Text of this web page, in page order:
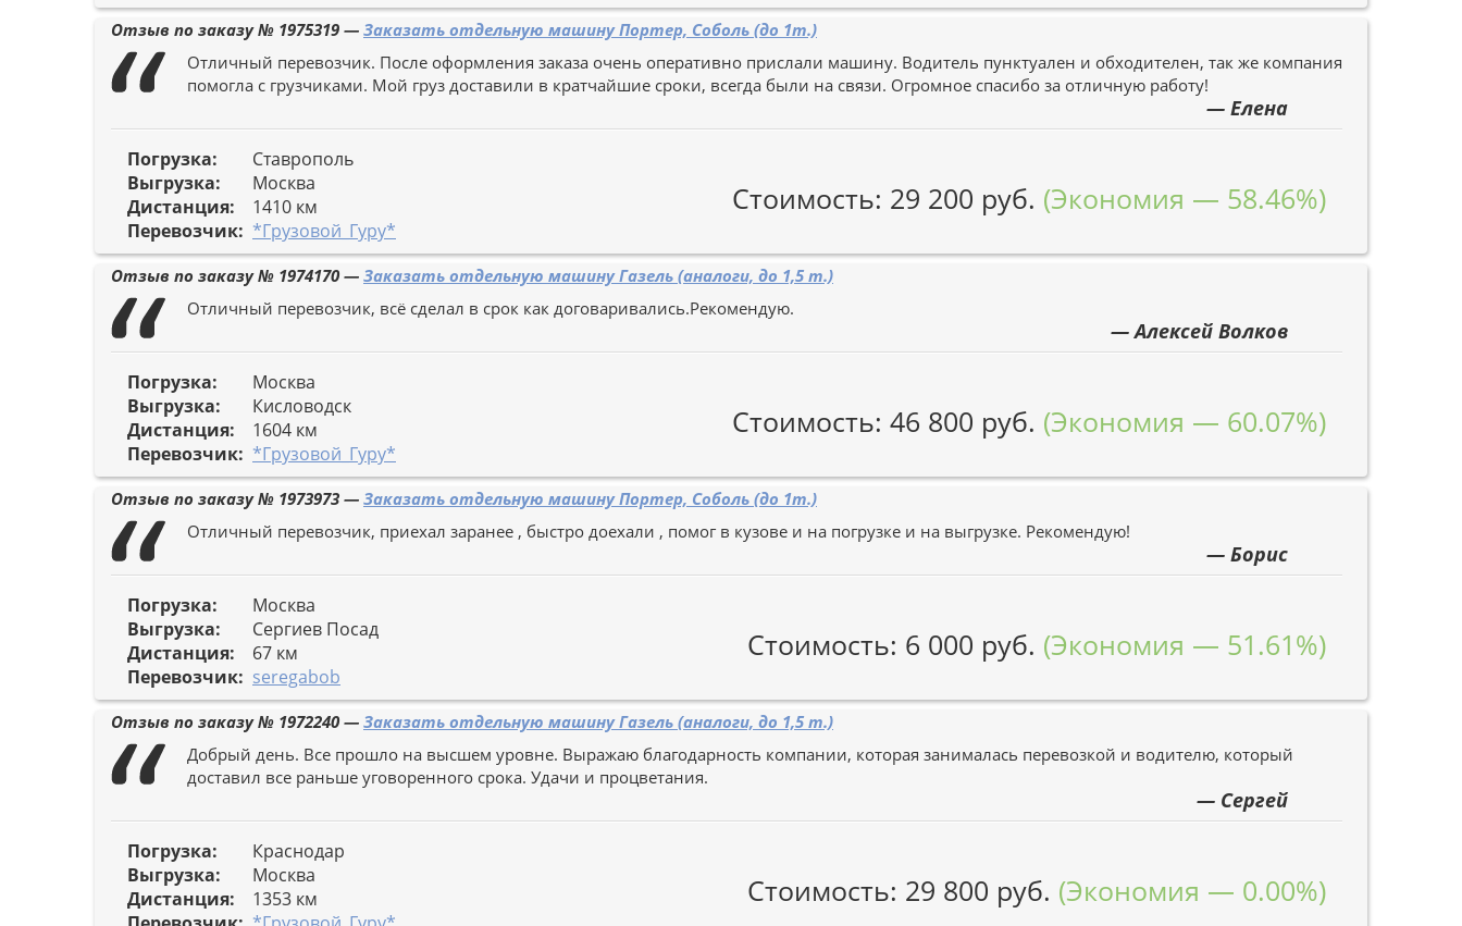
Отзыв по заказу № 1975319 — Заказать отдельную машину Портер, Соболь (до 1т.)
Отличный перевозчик. После оформления заказа очень оперативно прислали машину. Водитель пунктуален и обходителен, так же компания
помогла с грузчиками. Мой груз доставили в кратчайшие сроки, всегда были на связи. Огромное спасибо за отличную работу!
— Елена
Погрузка:
Ставрополь
Выгрузка:
Москва
Дистанция:
1410 км
Перевозчик: *Грузовой_Гуру*
Стоимость: 29 200 руб. (Экономия — 58.46%)
Отзыв по заказу № 1974170 — Заказать отдельную машину Газель (аналоги, до 1,5 т.)
Отличный перевозчик, всё сделал в срок как договаривались.Рекомендую.
— Алексей Волков
Погрузка:
Москва
Выгрузка:
Кисловодск
Дистанция:
1604 км
Перевозчик: *Грузовой_Гуру*
Стоимость: 46 800 руб. (Экономия — 60.07%)
Отзыв по заказу № 1973973 — Заказать отдельную машину Портер, Соболь (до 1т.)
Отличный перевозчик, приехал заранее , быстро доехали , помог в кузове и на погрузке и на выгрузке. Рекомендую!
— Борис
Погрузка:
Москва
Выгрузка:
Сергиев Посад
Дистанция:
67 км
Перевозчик: seregabob
Стоимость: 6 000 руб. (Экономия — 51.61%)
Отзыв по заказу № 1972240 — Заказать отдельную машину Газель (аналоги, до 1,5 т.)
Добрый день. Все прошло на высшем уровне. Выражаю благодарность компании, которая занималась перевозкой и водителю, который
доставил все раньше уговоренного срока. Удачи и процветания.
— Сергей
Погрузка:
Краснодар
Выгрузка:
Москва
Дистанция:
1353 км
Стоимость: 29 800 руб. (Экономия — 0.00%)